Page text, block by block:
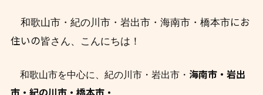
和歌山市・紀の川市・岩出市・海南市・橋本市にお
住いの皆さん、こんにちは！
和歌山市を中心に、紀の川市・岩出市・ 海南市・岩出